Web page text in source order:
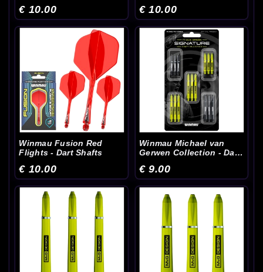
€ 10.00 € 10.00
Winmau Fusion Red
Flights - Dart Shafts
€ 10.00
Winmau Michael van
Gerwen Collection - Dart
€ 9.00